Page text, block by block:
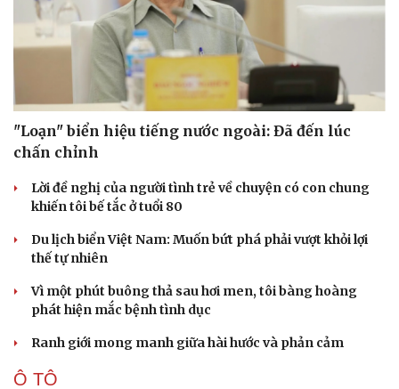
"Loạn" biển hiệu tiếng nước ngoài: Đã đến lúc
chấn chỉnh
Lời đề nghị của người tình trẻ về chuyện có con chung
khiến tôi bế tắc ở tuổi 80
Du lịch biển Việt Nam: Muốn bứt phá phải vượt khỏi lợi
thế tự nhiên
Vì một phút buông thả sau hơi men, tôi bàng hoàng
phát hiện mắc bệnh tình dục
Ranh giới mong manh giữa hài hước và phản cảm
Ô TÔ